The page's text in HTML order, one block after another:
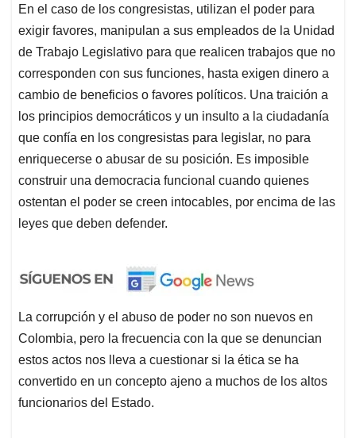
En el caso de los congresistas, utilizan el poder para
exigir favores, manipulan a sus empleados de la Unidad
de Trabajo Legislativo para que realicen trabajos que no
corresponden con sus funciones, hasta exigen dinero a
cambio de beneficios o favores políticos. Una traición a
los principios democráticos y un insulto a la ciudadanía
que confía en los congresistas para legislar, no para
enriquecerse o abusar de su posición. Es imposible
construir una democracia funcional cuando quienes
ostentan el poder se creen intocables, por encima de las
leyes que deben defender.
La corrupción y el abuso de poder no son nuevos en
Colombia, pero la frecuencia con la que se denuncian
estos actos nos lleva a cuestionar si la ética se ha
convertido en un concepto ajeno a muchos de los altos
funcionarios del Estado.